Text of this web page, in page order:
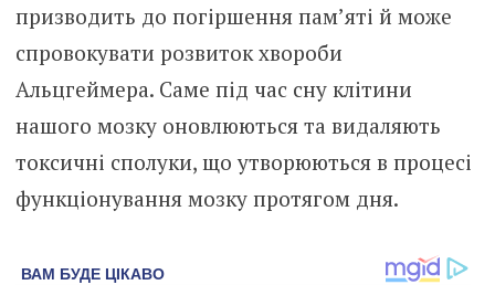
призводить до погіршення пам’яті й може
спровокувати розвиток хвороби
Альцгеймера. Саме під час сну клітини
нашого мозку оновлюються та видаляють
токсичні сполуки, що утворюються в процесі
функціонування мозку протягом дня.